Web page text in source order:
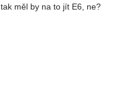
tak měl by na to jít E6, ne?